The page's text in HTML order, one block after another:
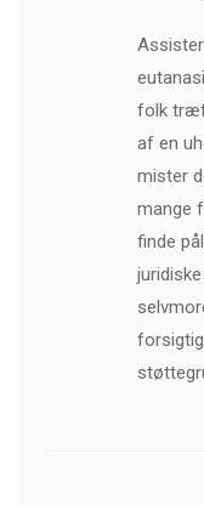
folk
af en
mister
mange
finde